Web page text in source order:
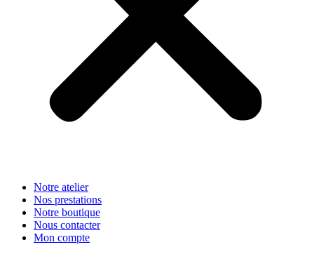
Notre atelier
Nos prestations
Notre boutique
Nous contacter
Mon compte